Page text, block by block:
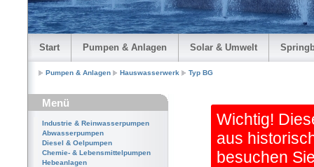
Start Pumpen & Anlagen Solar & Umwelt
Pumpen & Anlagen Hauswasserwerk Typ BG
Menü
Industrie & Reinwasserpumpen
Abwasserpumpen
Diesel & Oelpumpen
Chemie- & Lebensmittelpumpen
Hebeanlagen
Wichtig!
aus
besuchen